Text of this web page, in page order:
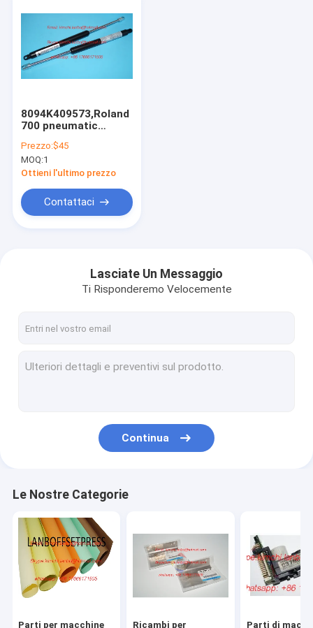
Factory Tour
Parti di macchine da stampa Man Roland
Ricambi per macchine Mitsubishi Diamond 3000, 3F
8094K409573,Roland
700 pneumatic
parts for Roland 700
offset ma
Prezzo:$45
MOQ:1
Ottieni l'ultimo prezzo
Contattaci
Lasciate Un Messaggio
Ti Risponderemo Velocemente
Continua
Le Nostre Categorie
Parti per macchine Ricambi per Parti di